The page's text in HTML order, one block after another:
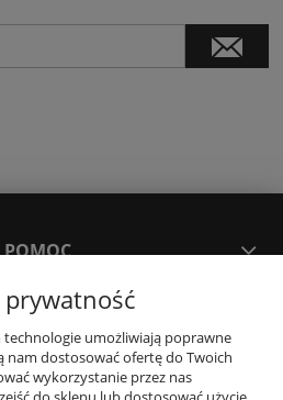
POMOC
KONTO
I DOSTAWA
prywatność
technologie umożliwiają poprawne
nam dostosować ofertę do Twoich
wykorzystanie przez nas